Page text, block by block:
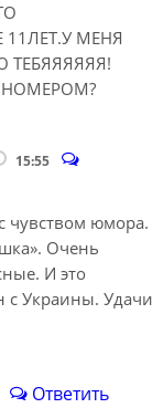
МЕНЯ
НОМЕРОМ?
15:55
чувством юмора.
Очень
И это
с Украины. Удачи
Ответить